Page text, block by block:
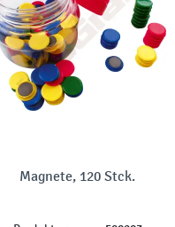
Magnete, 120 Stck.